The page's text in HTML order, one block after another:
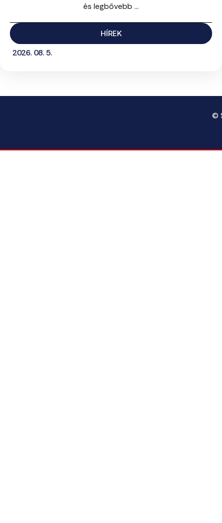
és legbővebb ...
HÍREK
2026. 08. 5.
©